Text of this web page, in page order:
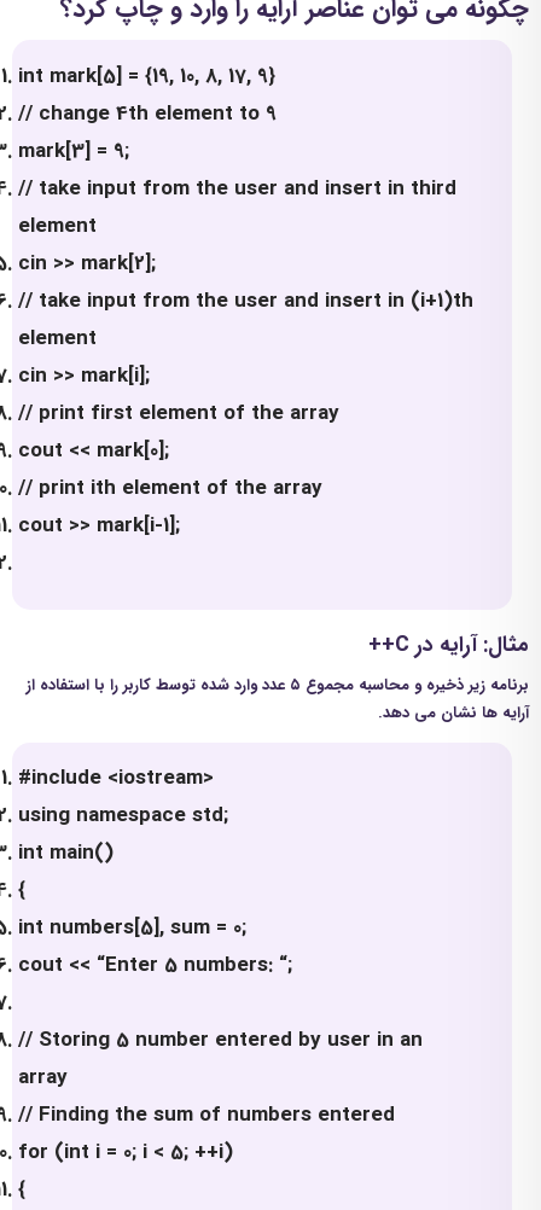
چگونه می توان عناصر آرایه را وارد و چاپ کرد؟
int mark[5] = {19, 10, 8, 17, 9}
// change 4th element to 9
mark[3] = 9;
// take input from the user and insert in third
element
cin >> mark[2];
// take input from the user and insert in (i+1)th
element
cin >> mark[i];
// print first element of the array
cout << mark[0];
// print ith element of the array
cout >> mark[i-1];
مثال: آرایه در C++
برنامه زیر ذخیره و محاسبه مجموع ۵ عدد وارد شده توسط کاربر را با استفاده از
آرایه ها نشان می دهد.
#include <iostream>
using namespace std;
int main()
{
int numbers[5], sum = 0;
cout << “Enter 5 numbers: “;
// Storing 5 number entered by user in an
array
// Finding the sum of numbers entered
for (int i = 0; i < 5; ++i)
{